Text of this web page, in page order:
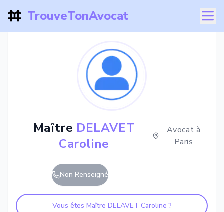
TrouveTonAvocat
Maître DELAVET
Caroline
Avocat à
Paris
Non Renseigné
Vous êtes Maître DELAVET Caroline ?